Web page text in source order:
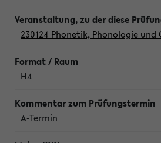
230124 Phonetik, Phonologie
H4
A-Termin